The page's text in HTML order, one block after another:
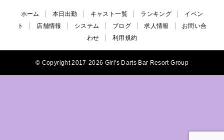
ホーム 本日出勤 キャスト一覧 ランキング
イベン
ト
店舗情報 システム ブログ 求人情報
お問い合
わせ
利用規約
© Copyright 2017-2026 Girl's Darts Bar Resort Group